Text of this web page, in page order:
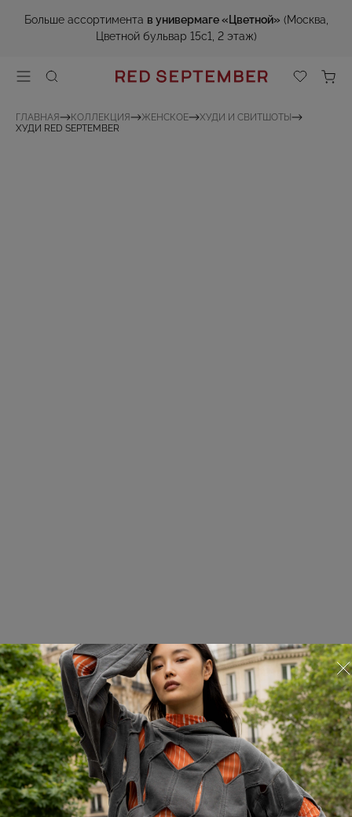
Больше ассортимента в универмаге «Цветной» (Москва,
Цветной бульвар 15с1, 2 этаж)
ГЛАВНАЯ КОЛЛЕКЦИЯ ЖЕНСКОЕ
ХУДИ И СВИТШОТЫ
ХУДИ RED SEPTEMBER
Худи Red September
225.01.HDY04.43
О товаре Оплата и доставка
Бренд: Red September